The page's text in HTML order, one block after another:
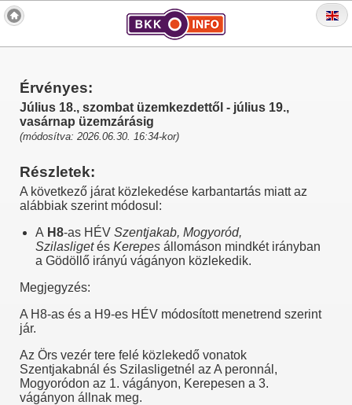
Érvényes:
Július 18., szombat üzemkezdettől - július 19.,
vasárnap üzemzárásig
(módosítva: 2026.06.30. 16:34-kor)
Részletek:
A következő járat közlekedése karbantartás miatt az
alábbiak szerint módosul:
A H8-as HÉV Szentjakab, Mogyoród,
Szilasligetés Kerepes állomáson mindkét irányban
a Gödöllő irányú vágányon közlekedik.
Megjegyzés:
A H8-as és a H9-es HÉV módosított menetrend szerint
jár.
Az Örs vezér tere felé közlekedő vonatok
Szentjakabnál és Szilasligetnél az A peronnál,
Mogyoródon az 1. vágányon, Kerepesen a 3.
vágányon állnak meg.